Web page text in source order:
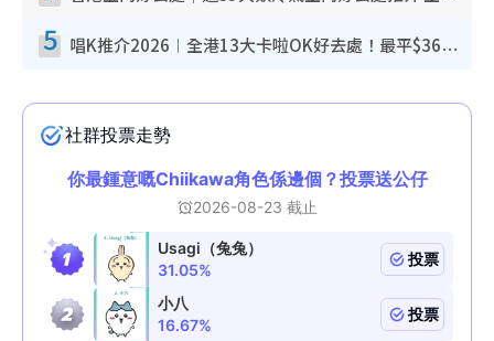
5 唱K推介2026︱全港13大卡啦OK好去處！最平$36起 日文K都有！(附地址+收費詳情)